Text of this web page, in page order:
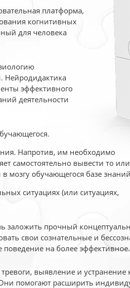
платформа,
когнитивных
для человека
Нейродидактика
эффективного
деятельности
Напротив, им необходимо
самостоятельно вывести то
мозгу обучающегося базе
ситуациях (или ситуациях,
заложить прочный
свои сознательные и
на более эффективное.
выявление и
помогают расширить